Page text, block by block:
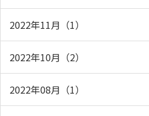
2022年11月（1）
2022年10月（2）
2022年08月（1）